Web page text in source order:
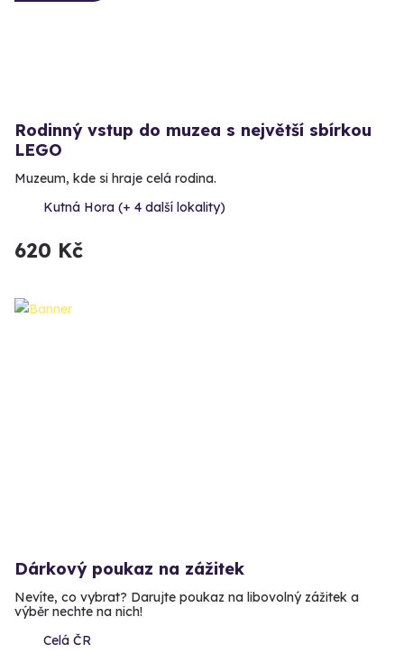
Rodinný vstup do muzea s největší sbírkou
LEGO
Muzeum, kde si hraje celá rodina.
Kutná Hora (+ 4 další lokality)
620 Kč
Dárkový poukaz na zážitek
Nevíte, co vybrat? Darujte poukaz na libovolný zážitek a
výběr nechte na nich!
Celá ČR